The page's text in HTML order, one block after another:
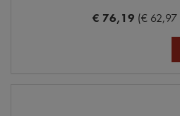
€ 76,19 (€ 62,97